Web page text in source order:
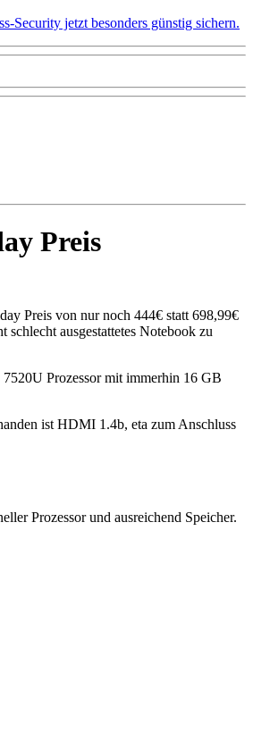
Security jetzt besonders günstig sichern.
Preis
Preis von nur noch 444€ statt 698,99€
ausgestattetes Notebook zu
Prozessor mit immerhin 16 GB
ist HDMI 1.4b, eta zum Anschluss
Prozessor und ausreichend Speicher.